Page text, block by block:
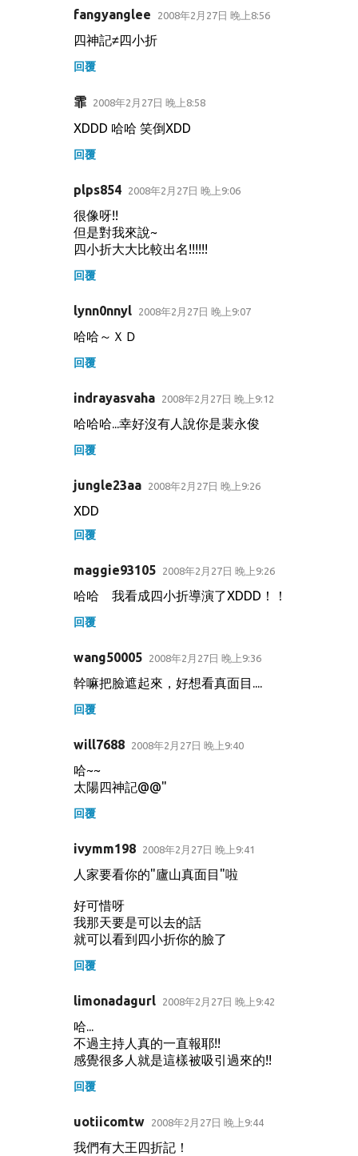
fangyanglee 2008年2月27日 晚上8:56
四神記≠四小折
回覆
霏 2008年2月27日 晚上8:58
XDDD 哈哈 笑倒XDD
回覆
plps854 2008年2月27日 晚上9:06
很像呀!!
但是對我來說~
四小折大大比較出名!!!!!!
回覆
lynn0nnyl 2008年2月27日 晚上9:07
哈哈～ＸＤ
回覆
indrayasvaha 2008年2月27日 晚上9:12
哈哈哈...幸好沒有人說你是裴永俊
回覆
jungle23aa 2008年2月27日 晚上9:26
XDD
回覆
maggie93105 2008年2月27日 晚上9:26
哈哈 我看成四小折導演了XDDD！！
回覆
wang50005 2008年2月27日 晚上9:36
幹嘛把臉遮起來，好想看真面目....
回覆
will7688 2008年2月27日 晚上9:40
哈~~
太陽四神記@@"
回覆
ivymm198 2008年2月27日 晚上9:41
人家要看你的"廬山真面目"啦
好可惜呀
我那天要是可以去的話
就可以看到四小折你的臉了
回覆
limonadagurl 2008年2月27日 晚上9:42
哈...
不過主持人真的一直報耶!!
感覺很多人就是這樣被吸引過來的!!
回覆
uotiicomtw 2008年2月27日 晚上9:44
我們有大王四折記！